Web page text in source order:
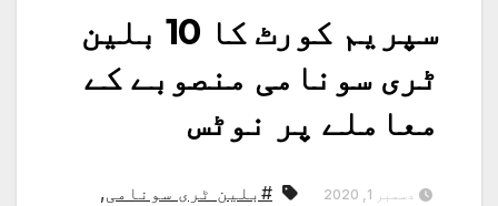
سپریم کورٹ کا 10 بلین
ٹری سونامی منصوبے کے
معاملے پر نوٹس
دسمبر 1, 2020 #بلین ٹری سونامی,